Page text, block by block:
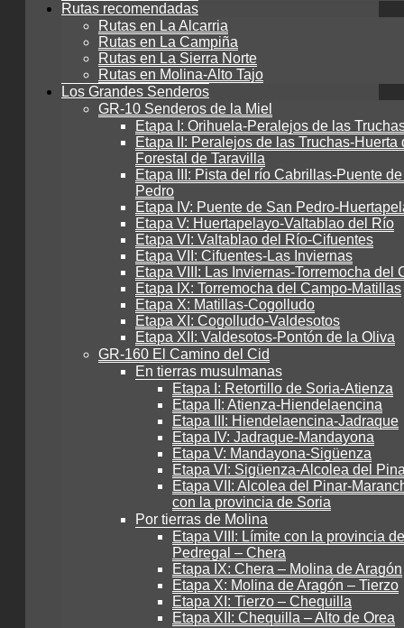
Rutas recomendadas
Rutas en La Alcarria
Rutas en La Campiña
Rutas en La Sierra Norte
Rutas en Molina-Alto Tajo
Los Grandes Senderos
GR-10 Senderos de la Miel
Etapa I: Orihuela-Peralejos de las
Etapa II: Peralejos de las Truchas-Huerta
Forestal de Taravilla
Etapa III: Pista del río Cabrillas-Puente
Pedro
Etapa IV: Puente de San Pedro-
Etapa V: Huertapelayo-Valtablao del Río
Etapa VI: Valtablao del Río-Cifuentes
Etapa VII: Cifuentes-Las Inviernas
Etapa VIII: Las Inviernas-Torremocha del
Etapa IX: Torremocha del Campo-Matillas
Etapa X: Matillas-Cogolludo
Etapa XI: Cogolludo-Valdesotos
Etapa XII: Valdesotos-Pontón de la Oliva
GR-160 El Camino del Cid
En tierras musulmanas
Etapa I: Retortillo de Soria-Atienza
Etapa II: Atienza-Hiendelaencina
Etapa III: Hiendelaencina-Jadraque
Etapa IV: Jadraque-Mandayona
Etapa V: Mandayona-Sigüenza
Etapa VI: Sigüenza-Alcolea del
Etapa VII: Alcolea del Pinar-
con la provincia de Soria
Por tierras de Molina
Etapa VIII: Límite con la provincia
Pedregal – Chera
Etapa IX: Chera – Molina de Aragón
Etapa X: Molina de Aragón – Tierzo
Etapa XI: Tierzo – Chequilla
Etapa XII: Chequilla – Alto de Orea